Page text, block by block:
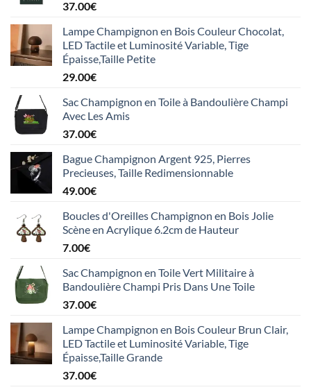
37.00€
Lampe Champignon en Bois Couleur Chocolat,
LED Tactile et Luminosité Variable, Tige
Épaisse,Taille Petite
29.00€
Sac Champignon en Toile à Bandoulière Champi
Avec Les Amis
37.00€
Bague Champignon Argent 925, Pierres
Precieuses, Taille Redimensionnable
49.00€
Boucles d'Oreilles Champignon en Bois Jolie
Scène en Acrylique 6.2cm de Hauteur
7.00€
Sac Champignon en Toile Vert Militaire à
Bandoulière Champi Pris Dans Une Toile
37.00€
Lampe Champignon en Bois Couleur Brun Clair,
LED Tactile et Luminosité Variable, Tige
Épaisse,Taille Grande
37.00€